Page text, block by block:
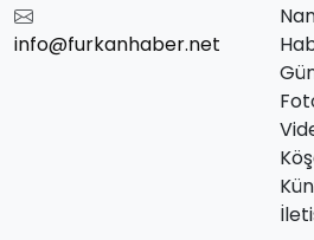
info@furkanhaber.net